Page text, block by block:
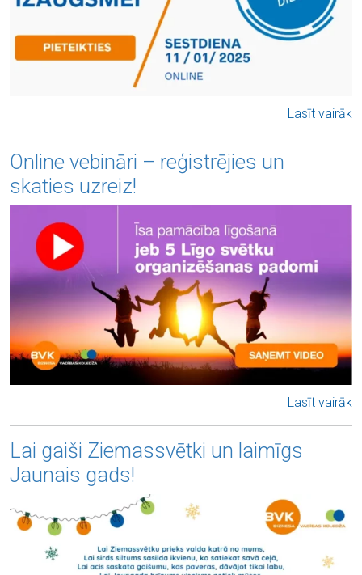
Lasīt vairāk
Online vebināri – reģistrējies un
skaties uzreiz!
Lasīt vairāk
Lai gaiši Ziemassvētki un laimīgs
Jaunais gads!